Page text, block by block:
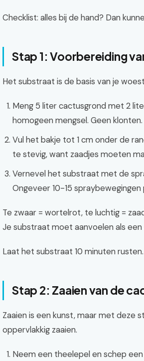
Checklist: alles bij de hand? Dan
Stap 1: Voorbereiding
Het substraat is de basis van je
Meng 5 liter cactusgrond met 2
homogeen mengsel. Geen klonten.
Vul het bakje tot 1 cm onder de
te stevig, want zaadjes moeten
Vernevel het substraat met de
Ongeveer 10-15 spraybewegingen
Te zwaar = wortelrot, te luchtig =
Je substraat moet aanvoelen als
Laat het substraat 10 minuten
Stap 2: Zaaien van de
Zaaien is een kunst, maar met deze
oppervlakkig zaaien.
Neem een theelepel en schep